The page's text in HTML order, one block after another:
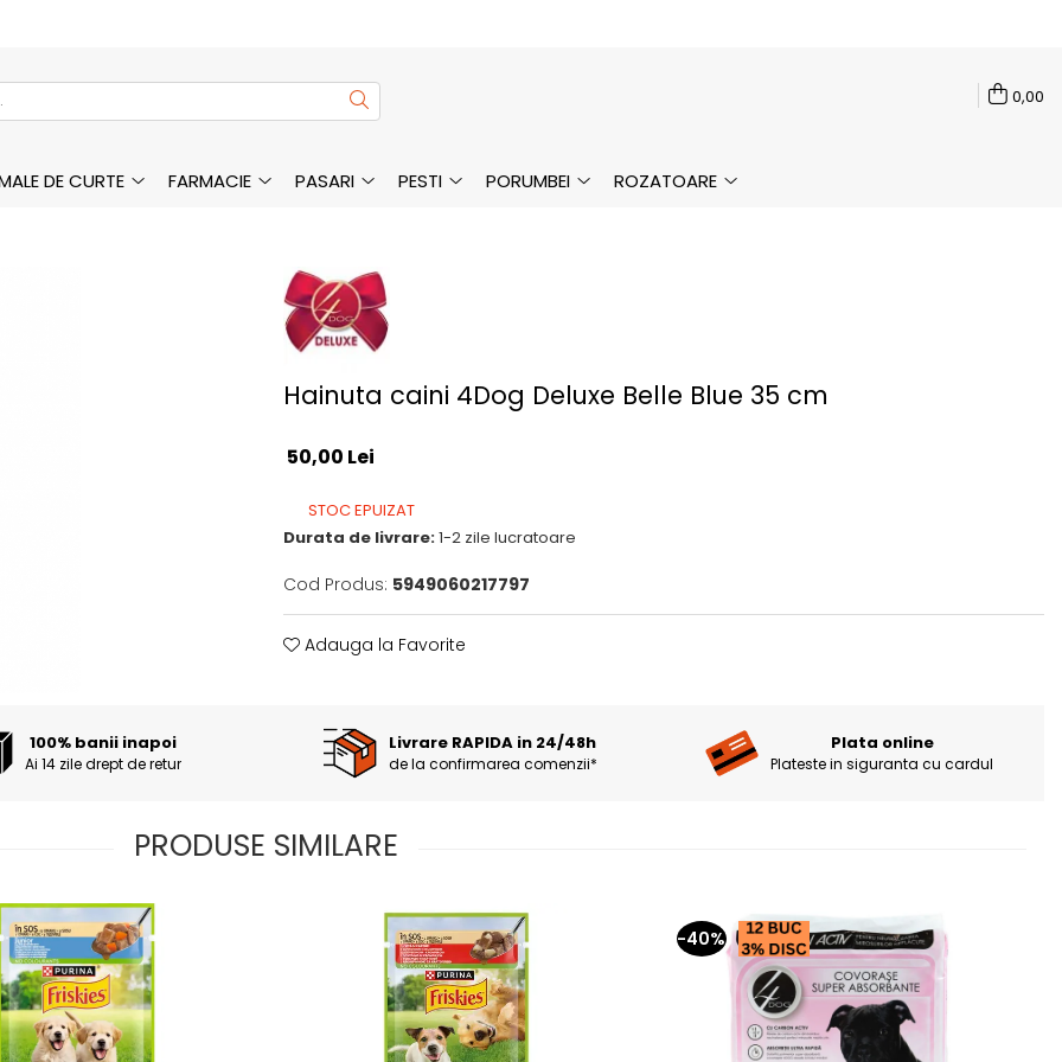
0,00
DE CURTE FARMACIE PASARI PESTI PORUMBEI ROZATOARE
Hainuta caini 4Dog Deluxe Belle Blue 35 cm
50,00 Lei
STOC EPUIZAT
Durata de livrare:1-2 zile lucratoare
Cod Produs: 5949060217797
Adauga la Favorite
100% banii inapoi
Ai 14 zile drept de retur
Livrare RAPIDA in 24/48h
de la confirmarea comenzii*
Plata online
Plateste in siguranta cu cardul
PRODUSE SIMILARE
-40%